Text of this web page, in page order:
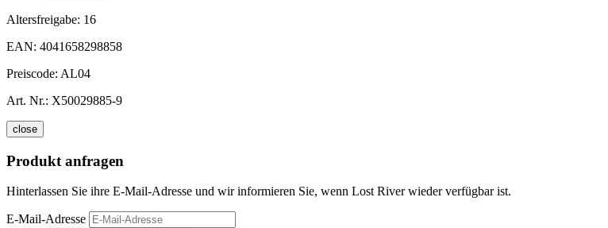
Altersfreigabe: 16
EAN: 4041658298858
Preiscode: AL04
Art. Nr.: X50029885-9
close
Produkt anfragen
Hinterlassen Sie ihre E-Mail-Adresse und wir informieren Sie, wenn Lost River wieder verfügbar ist.
E-Mail-Adresse